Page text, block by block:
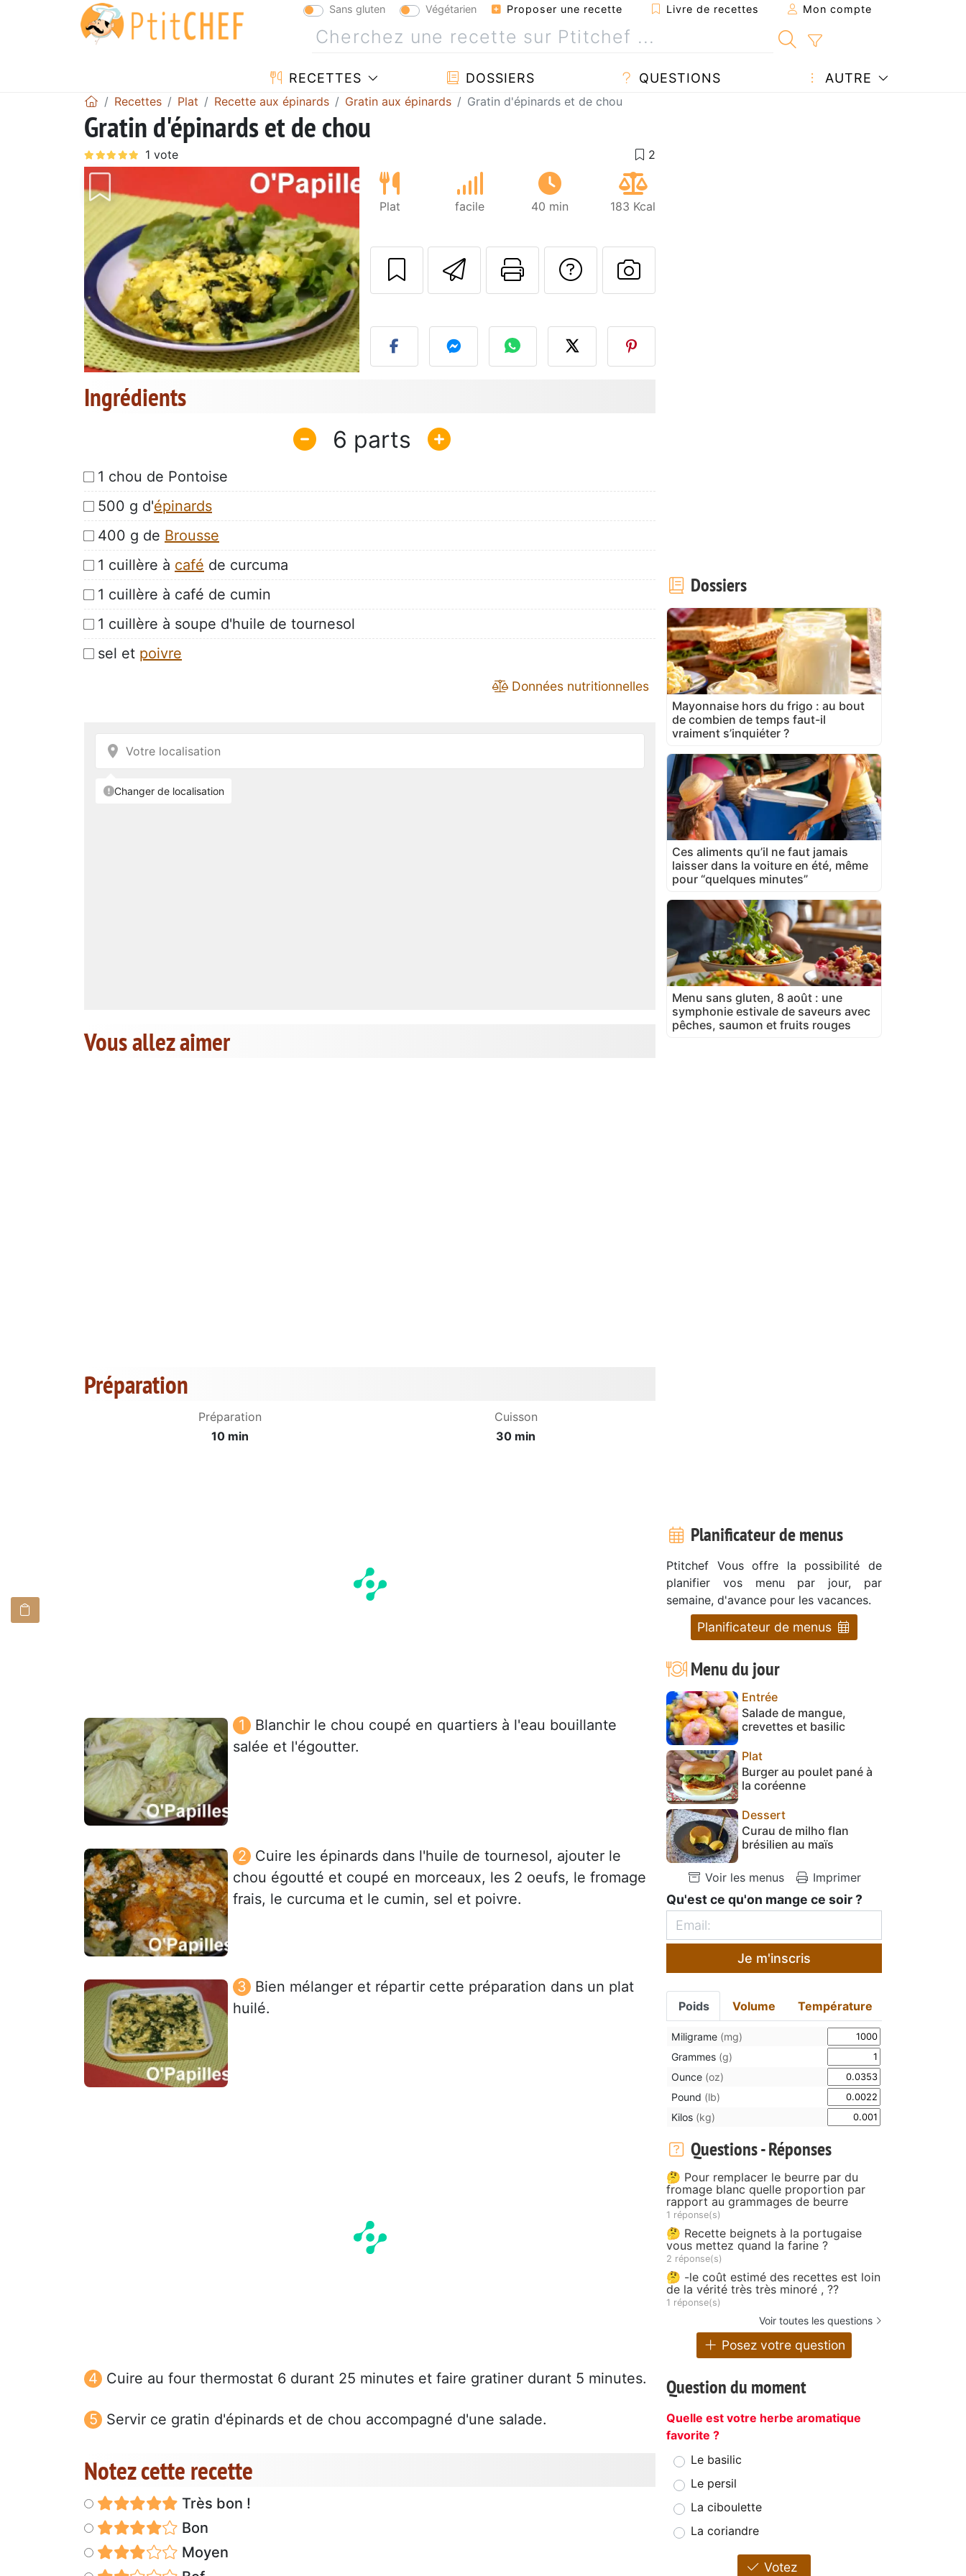
Sans gluten Végétarien Proposer une recette Livre de recettes Mon compte
RECETTES DOSSIERS QUESTIONS AUTRE
Recettes Plat Recette aux épinards Gratin aux épinards Gratin d'épinards et de chou
Gratin d'épinards et de chou
Plat facile 40 min 183 Kcal
Envoyer cette recette à un ami
Imprimer cette page
Poser une question à l'auteur
Publier votre photo de cette
Ingrédients
6
1 chou de Pontoise
500 g d'épinards
400 g de Brousse
1 cuillère à café de curcuma
1 cuillère à café de cumin
1 cuillère à soupe d'huile de tournesol
sel et poivre
Données nutritionnelles
Vous allez aimer
Préparation
Préparation
10 min
Cuisson
30 min
Blanchir le chou coupé en quartiers à l'eau bouillante
salée et l'égoutter.
Cuire les épinards dans l'huile de tournesol, ajouter le
chou égoutté et coupé en morceaux, les 2 oeufs, le fromage
frais, le curcuma et le cumin, sel et poivre.
Bien mélanger et répartir cette préparation dans un plat
huilé.
Cuire au four thermostat 6 durant 25 minutes et faire gratiner durant 5 minutes.
Servir ce gratin d'épinards et de chou accompagné d'une salade.
Notez cette recette
Très bon !
Bon
Moyen
Dossiers
Mayonnaise hors du frigo : au bout
de combien de temps faut-il
vraiment s’inquiéter ?
Ces aliments qu’il ne faut jamais
laisser dans la voiture en été, même
pour “quelques minutes”
Menu sans gluten, 8 août : une
symphonie estivale de saveurs avec
pêches, saumon et fruits rouges
Planificateur de menus
Ptitchef Vous offre la possibilité de
planifier vos menu par jour, par
semaine, d'avance pour les vacances.
Planificateur de menus
Menu du jour
Entrée
Salade de mangue,
crevettes et basilic
Plat
Burger au poulet pané à
la coréenne
Dessert
Curau de milho flan
brésilien au maïs
Voir les menus Imprimer
Qu'est ce qu'on mange ce soir ?
Je m'inscris
Poids Volume Température
Miligrame (mg)
Grammes (g)
Ounce (oz)
Pound (lb)
Kilos (kg)
Questions - Réponses
🤔 Pour remplacer le beurre par du
fromage blanc quelle proportion par
rapport au grammages de beurre
1 réponse(s)
🤔 Recette beignets à la portugaise
vous mettez quand la farine ?
2 réponse(s)
🤔 -le coût estimé des recettes est loin
de la vérité très très minoré , ??
1 réponse(s)
Voir toutes les questions
Posez votre question
Question du moment
Quelle est votre herbe aromatique
favorite ?
Le basilic
Le persil
La ciboulette
La coriandre
Votez